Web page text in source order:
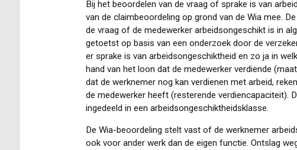
Bij het beoordelen van de vraag of sprake is van
van de claimbeoordeling op grond van de Wia mee.
de vraag of de medewerker arbeidsongeschikt is in
getoetst op basis van een onderzoek door de
er sprake is van arbeidsongeschiktheid en zo ja in
hand van het loon dat de medewerker verdiende
dat de werknemer nog kan verdienen met arbeid,
de medewerker heeft (resterende verdiencapaciteit).
ingedeeld in een arbeidsongeschiktheidsklasse.
De Wia-beoordeling stelt vast of de werknemer
ook voor ander werk dan de eigen functie. Ontslag